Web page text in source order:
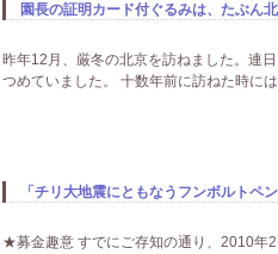
園長の証明カード付ぐるみは、たぶん
昨年12月、厳冬の北京を訪ねました。連
つめていました。 十数年前に訪ねた時に
「チリ大地震にともなうフンボルトペ
★募金趣意 すでにご存知の通り、2010年